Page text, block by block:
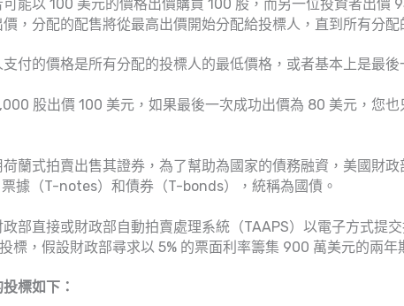
能以 100 美元的價格出價購買 100 股，而另一位投資者出價
，分配的配售將從最高出價開始分配給投標人，直到所有分配
付的價格是所有分配的投標人的最低價格，或者基本上是最後
股出價 100 美元，如果最後一次成功出價為 80 美元，您
蘭式拍賣出售其證券，為了幫助為國家的債務融資，美國財
據（T-notes）和債券（T-bonds），統稱為國債。
部直接或財政部自動拍賣處理系統（TAAPS）以電子方式提
標，假設財政部尋求以 5% 的票面利率籌集 900 萬美元的兩年
標如下：